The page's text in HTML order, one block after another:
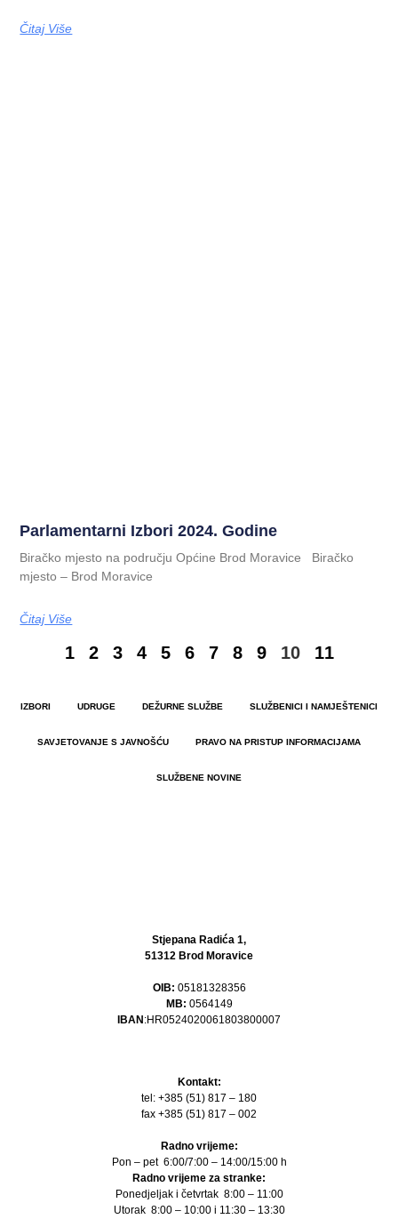
Čitaj Više
Parlamentarni Izbori 2024. Godine
Biračko mjesto na području Općine Brod Moravice Biračko
mjesto – Brod Moravice
Čitaj Više
1 2 3 4 5 6 7 8 9 10 11
IZBORI UDRUGE DEŽURNE SLUŽBE SLUŽBENICI I NAMJEŠTENICI
SAVJETOVANJE S JAVNOŠĆU PRAVO NA PRISTUP INFORMACIJAMA
SLUŽBENE NOVINE
Stjepana Radića 1,
51312 Brod Moravice
OIB: 05181328356
MB: 0564149
IBAN:HR0524020061803800007
Kontakt:
tel: +385 (51) 817 – 180
fax +385 (51) 817 – 002
Radno vrijeme:
Pon – pet 6:00/7:00 – 14:00/15:00 h
Radno vrijeme za stranke:
Ponedjeljak i četvrtak 8:00 – 11:00
Utorak 8:00 – 10:00 i 11:30 – 13:30